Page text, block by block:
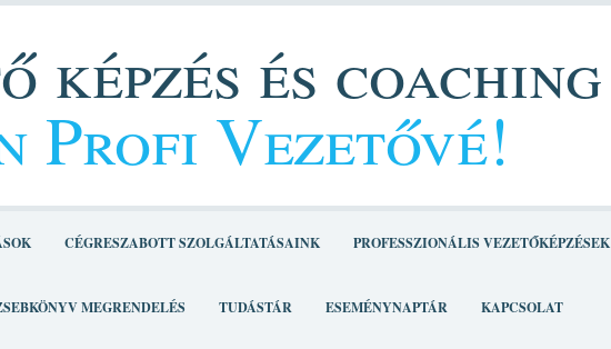
képzés és coaching
Profi Vezetővé!
CÉGRESZABOTT SZOLGÁLTATÁSAINK PROFESSZIONÁLIS VEZETŐKÉPZÉSEK
MEGRENDELÉS TUDÁSTÁR ESEMÉNYNAPTÁR KAPCSOLAT